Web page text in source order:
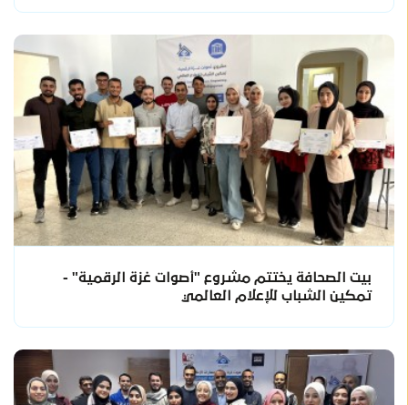
بيت الصحافة يختتم مشروع "أصوات غزة الرقمية" -
تمكين الشباب للإعلام العالمي